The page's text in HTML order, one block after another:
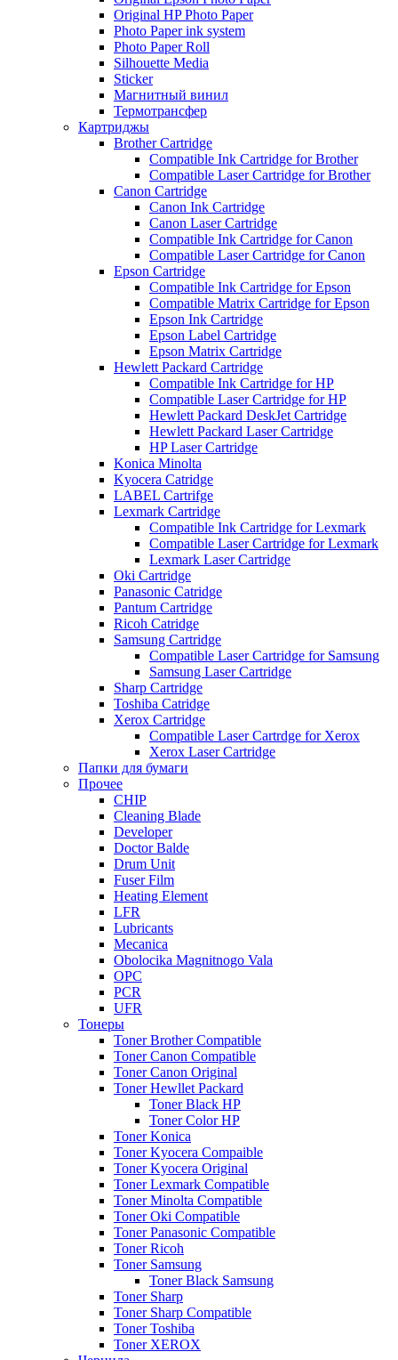
Original HP Photo Paper
Photo Paper ink system
Photo Paper Roll
Silhouette Media
Sticker
Магнитный винил
Термотрансфер
Картриджы
Brother Cartridge
Compatible Ink Cartridge for Brother
Compatible Laser Cartridge for Brother
Canon Cartridge
Canon Ink Cartridge
Canon Laser Cartridge
Compatible Ink Cartridge for Canon
Compatible Laser Cartridge for Canon
Epson Cartridge
Compatible Ink Cartridge for Epson
Compatible Matrix Cartridge for Epson
Epson Ink Cartridge
Epson Label Cartridge
Epson Matrix Cartridge
Hewlett Packard Cartridge
Compatible Ink Cartridge for HP
Compatible Laser Cartridge for HP
Hewlett Packard DeskJet Cartridge
Hewlett Packard Laser Cartridge
HP Laser Cartridge
Konica Minolta
Kyocera Catridge
LABEL Cartrifge
Lexmark Cartridge
Compatible Ink Cartridge for Lexmark
Compatible Laser Cartridge for Lexmark
Lexmark Laser Cartridge
Oki Cartridge
Panasonic Catridge
Pantum Cartridge
Ricoh Catridge
Samsung Cartridge
Compatible Laser Cartridge for Samsung
Samsung Laser Cartridge
Sharp Cartridge
Toshiba Catridge
Xerox Cartridge
Compatible Laser Cartrdge for Xerox
Xerox Laser Cartridge
Папки для бумаги
Прочее
CHIP
Cleaning Blade
Developer
Doctor Balde
Drum Unit
Fuser Film
Heating Element
LFR
Lubricants
Mecanica
Obolocika Magnitnogo Vala
OPC
PCR
UFR
Тонеры
Toner Brother Compatible
Toner Canon Compatible
Toner Canon Original
Toner Hewllet Packard
Toner Black HP
Toner Color HP
Toner Konica
Toner Kyocera Compaible
Toner Kyocera Original
Toner Lexmark Compatible
Toner Minolta Compatible
Toner Oki Compatible
Toner Panasonic Compatible
Toner Ricoh
Toner Samsung
Toner Black Samsung
Toner Sharp
Toner Sharp Compatible
Toner Toshiba
Toner XEROX